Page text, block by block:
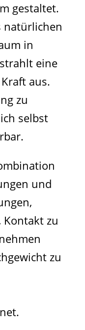
gestaltet.
natürlichen
in
eine
aus.
zu
selbst
und
zu
zu